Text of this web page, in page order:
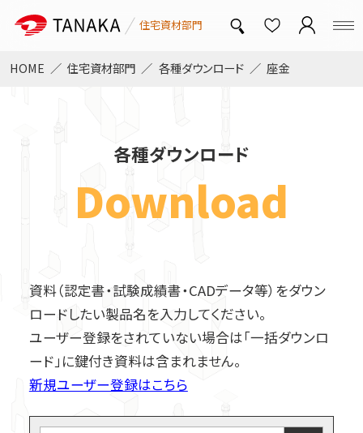
住宅資材部門
中大規模非住宅対応金物
新・つくば耐力壁 T-WOOD FRAME
SSマルチ リフォーム金物
トップページ
HOME 住宅資材部門 各種ダウンロード 座金
各種ダウンロード
Download
資料（認定書・試験成績書・CADデータ等）をダウン
ロードしたい製品名を入力してください。
ユーザー登録をされていない場合は「一括ダウンロ
ード」に鍵付き資料は含まれません。
新規ユーザー登録はこちら